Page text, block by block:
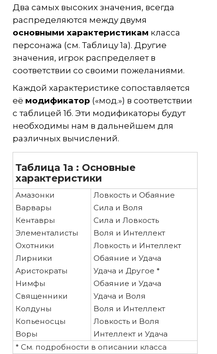
Два самых высоких значения, всегда
распределяются между двумя
основными характеристикам класса
персонажа (см. Таблицу 1а). Другие
значения, игрок распределяет в
соответствии со своими пожеланиями.
Каждой характеристике сопоставляется
её модификатор («мод.») в соответствии
с таблицей 1б. Эти модификаторы будут
необходимы нам в дальнейшем для
различных вычислений.
Таблица 1а : Основные
характеристики
Амазонки
Варвары
Кентавры
Элементалисты
Охотники
Лирники
Аристократы
Нимфы
Священники
Колдуны
Копьеносцы
Воры
Ловкость и Обаяние
Сила и Воля
Сила и Ловкость
Воля и Интеллект
Ловкость и Интеллект
Обаяние и Удача
Удача и Другое *
Обаяние и Удача
Удача и Воля
Воля и Интеллект
Ловкость и Воля
Интеллект и Удача
* См. подробности в описании класса